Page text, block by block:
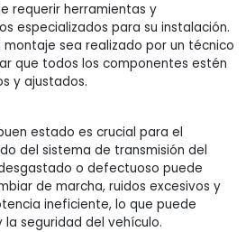
requerir herramientas y
especializados para su instalación.
montaje sea realizado por un técnico
que todos los componentes estén
y ajustados.
estado es crucial para el
del sistema de transmisión del
o defectuoso puede
de marcha, ruidos excesivos y
ineficiente, lo que puede
seguridad del vehículo.